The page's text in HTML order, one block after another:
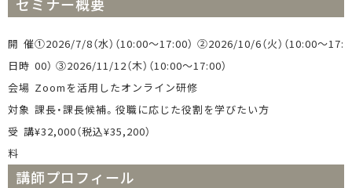
開催
日時
①2026/7/8（水）（10:00〜17:00） ②2026/10/6（火）（10:00〜17:
00） ③2026/11/12（木）（10:00〜17:00）
会場 Zoomを活用したオンライン研修
対象 課長・課長候補。役職に応じた役割を学びたい方
受講
料
¥32,000（税込¥35,200）
講師プロフィール